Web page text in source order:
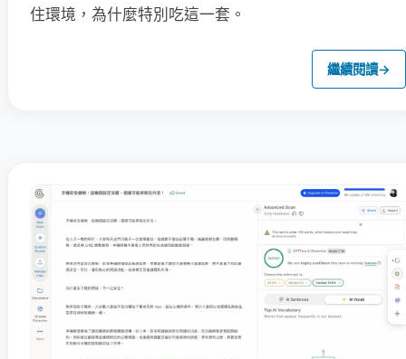
住環境，為什麼特別吃這一套。
繼續閱讀→